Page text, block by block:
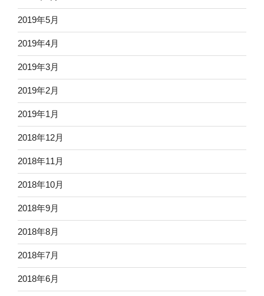
2019年5月
2019年4月
2019年3月
2019年2月
2019年1月
2018年12月
2018年11月
2018年10月
2018年9月
2018年8月
2018年7月
2018年6月